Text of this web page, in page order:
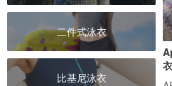
二件式泳衣
比基尼泳衣